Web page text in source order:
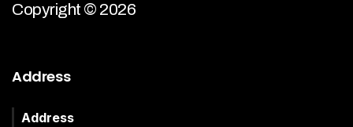
Copyright © 2026
Address
Address